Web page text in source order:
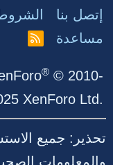
إتصل بنا
مساعدة
R
® © 2010-
XenForo Ltd.
تحذير: جميع
والمعلومات